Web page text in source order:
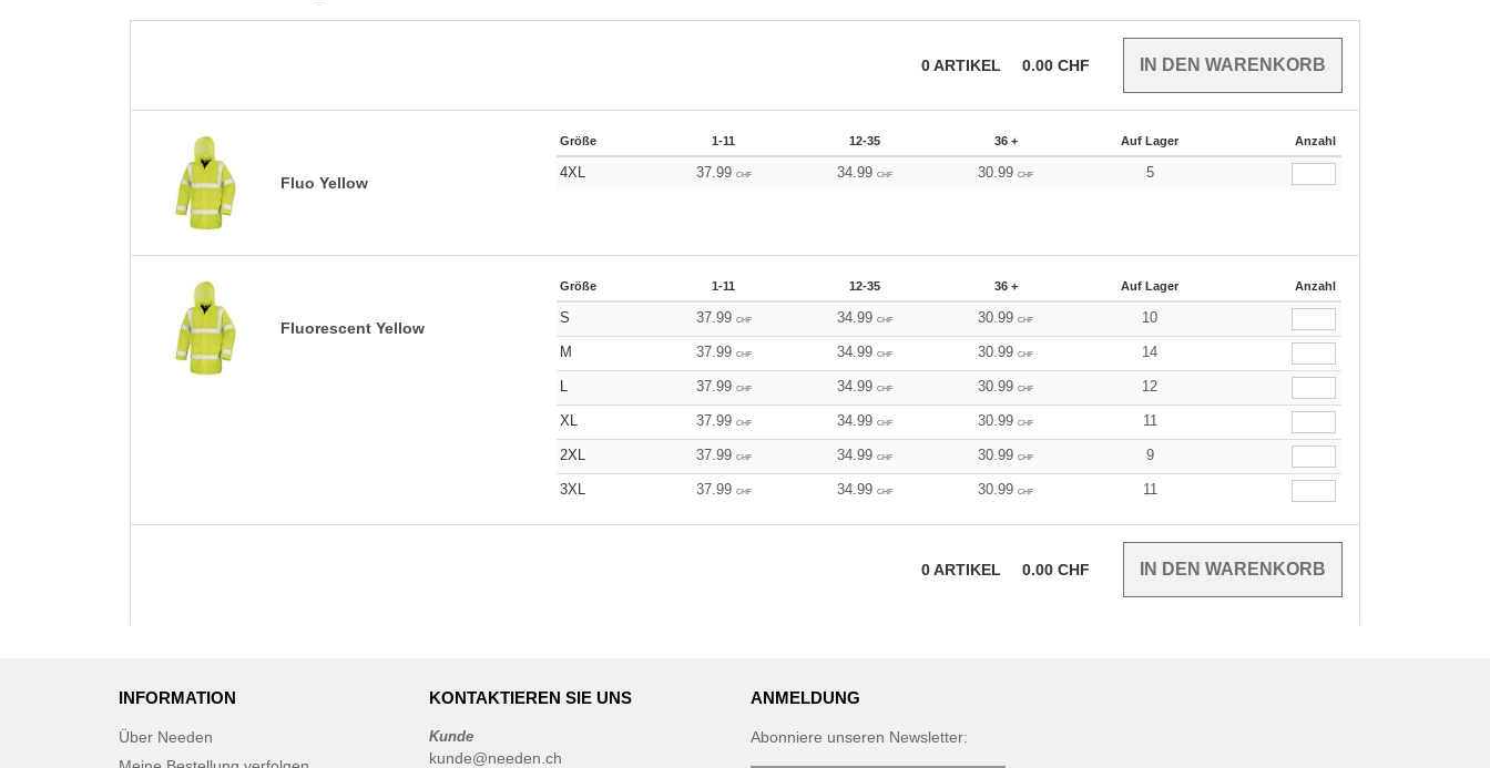
0ARTIKEL 0.00 CHF
Fluo Yellow
Größe 1-11 12-35 36 + Auf Lager Anzahl
4XL 37.99 CHF 34.99 CHF 30.99CHF 5
Fluorescent Yellow
Größe 1-11 12-35 36 + Auf Lager Anzahl
S 37.99 CHF 34.99 CHF 30.99CHF 10
M 37.99 CHF 34.99 CHF 30.99CHF 14
L 37.99 CHF 34.99 CHF 30.99CHF 12
XL 37.99 CHF 34.99 CHF 30.99CHF 11
2XL 37.99 CHF 34.99 CHF 30.99CHF 9
3XL 37.99 CHF 34.99 CHF 30.99CHF 11
0ARTIKEL 0.00 CHF
INFORMATION
Über Needen
KONTAKTIEREN SIE UNS
Kunde
kunde@needen.ch
ANMELDUNG
Abonniere unseren Newsletter: